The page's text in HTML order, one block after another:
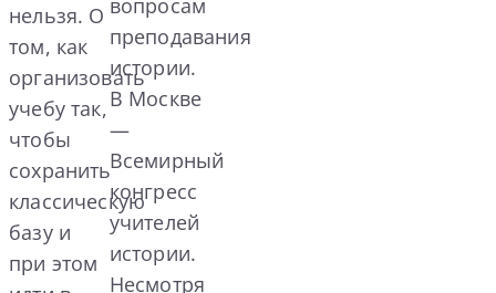
нельзя. О
том, как
организовать
учебу так,
чтобы
сохранить
классическую
базу и
при этом
вопросам
преподавания
истории.
В Москве
—
Всемирный
конгресс
учителей
истории.
Несмотря